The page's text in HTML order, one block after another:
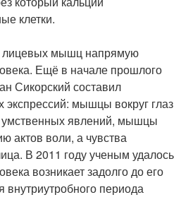
клетки.
лицевых мышц напрямую
Ещё в начале прошлого
Сикорский составил
мышцы вокруг глаз
явлений, мышцы
актов воли, а чувства
В 2011 году ученым удалось
возникает задолго до его
периода